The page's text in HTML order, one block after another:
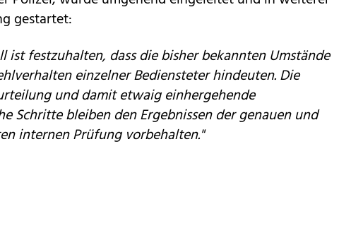
gestartet:
ist festzuhalten, dass die bisher bekannten Umstände
einzelner Bediensteter hindeuten. Die
und damit etwaig einhergehende
Schritte bleiben den Ergebnissen der genauen und
internen Prüfung vorbehalten."